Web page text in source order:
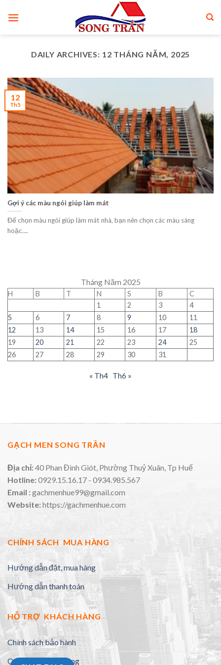
DAILY ARCHIVES: 12 THÁNG NĂM, 2025
Gợi ý các màu ngói giúp làm mát
Để chọn màu ngói giúp làm mát nhà, bạn nên chọn các màu sáng
hoặc....
12
Th5
Tháng Năm 2025
H B T N S B
C
1
2 3
4
5
6 7 8 9 10
11
12
13 14 15 16 17
18
19
20 21 22 23 24
25
26
27 28 29 30 31
« Th4 Th6 »
GẠCH MEN SONG TRẦN
Địa chỉ:40 Phan Đình Giót, Phường Thuỷ Xuân, Tp Huế
Hotline:0929.15.16.17 - 0934.985.567
Email :gachmenhue99@gmail.com
Website:https://gachmenhue.com
CHÍNH SÁCH MUA HÀNG
Hướng dẫn đặt, mua hàng
Hướng dẫn thanh toán
HỖ TRỢ KHÁCH HÀNG
Chính sách bảo hành
Quy định đổi trả hàng